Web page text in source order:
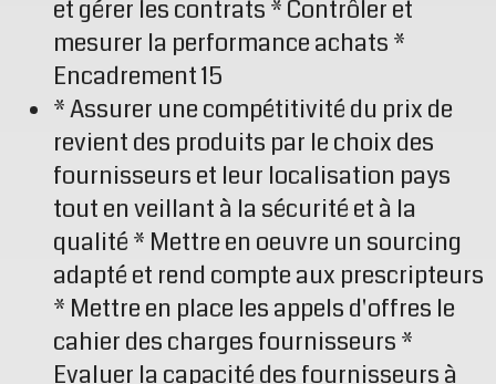
et gérer les contrats * Contrôler et
mesurer la performance achats *
Encadrement 15
* Assurer une compétitivité du prix de
revient des produits par le choix des
fournisseurs et leur localisation pays
tout en veillant à la sécurité et à la
qualité * Mettre en oeuvre un sourcing
adapté et rend compte aux prescripteurs
* Mettre en place les appels d'offres le
cahier des charges fournisseurs *
Evaluer la capacité des fournisseurs à